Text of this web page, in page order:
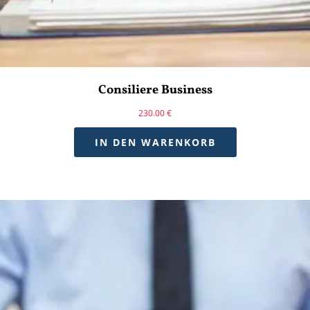
Consiliere Business
230.00€
IN DEN WARENKORB